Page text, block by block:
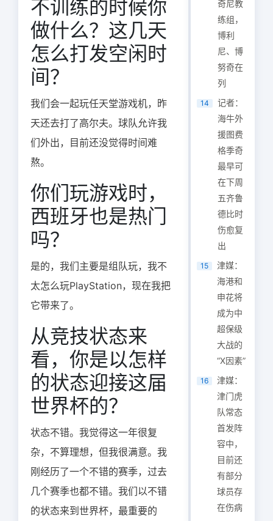
不训练的时候你
做什么？这几天
怎么打发空闲时
间？
我们会一起玩任天堂游戏机，昨
天还去打了高尔夫。球队允许我
们外出，目前还没觉得时间难
熬。
你们玩游戏时，
西班牙也是热门
吗？
是的，我们主要是组队玩，我不
太怎么玩PlayStation，现在我把
它带来了。
从竞技状态来
看，你是以怎样
的状态迎接这届
世界杯的？
状态不错。我觉得这一年很复
杂，不算理想，但我很满意。我
刚经历了一个不错的赛季，过去
几个赛季也都不错。我们以不错
的状态来到世界杯，最重要的
奇尼教
练组，
博利
尼、博
努奇在
列
14
记者：
海牛外
援图费
格季奇
最早可
在下周
五齐鲁
德比时
伤愈复
出
15
津媒：
海港和
申花将
成为中
超保级
大战的
“X因素”
16
津媒：
津门虎
队常态
首发阵
容中，
目前还
有部分
球员存
在伤病